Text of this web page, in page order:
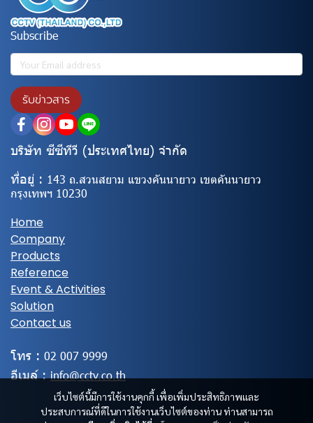
เว็บไซต์นี้มีการใช้งานคุกกี้ เพื่อเพิ่มประสิทธิภาพและ
ประสบการณ์ที่ดีในการใช้งานเว็บไซต์ของท่าน ท่านสามารถ
Subscribe
รับข่าวสาร
บริษัท ซีซีทีวี (ประเทศไทย) จํากัด
ที่อยู่ : 143 ถ.สวนสยาม แขวงคันนายาว เขตคันนายาว
กรุงเทพฯ 10230
Home
Company
Products
Reference
Event & Activities
Solution
Contact us
โทร : 02 007 9999
อีเมล์ :info@cctv.co.th